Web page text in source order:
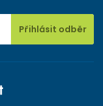
Přihlásit odběr